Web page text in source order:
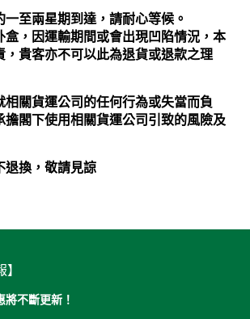
一至兩星期到達，請耐心等候。
盒，因運輸期間或會出現凹陷情況，本
，貴客亦不可以此為退貨或退款之理
相關貨運公司的任何行為或失當而負
擔閣下使用相關貨運公司引致的風險及
退換，敬請見諒
不斷更新！